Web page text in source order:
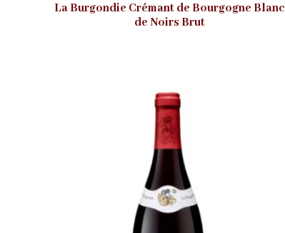
La Burgondie Crémant de Bourgogne Blanc
de Noirs Brut